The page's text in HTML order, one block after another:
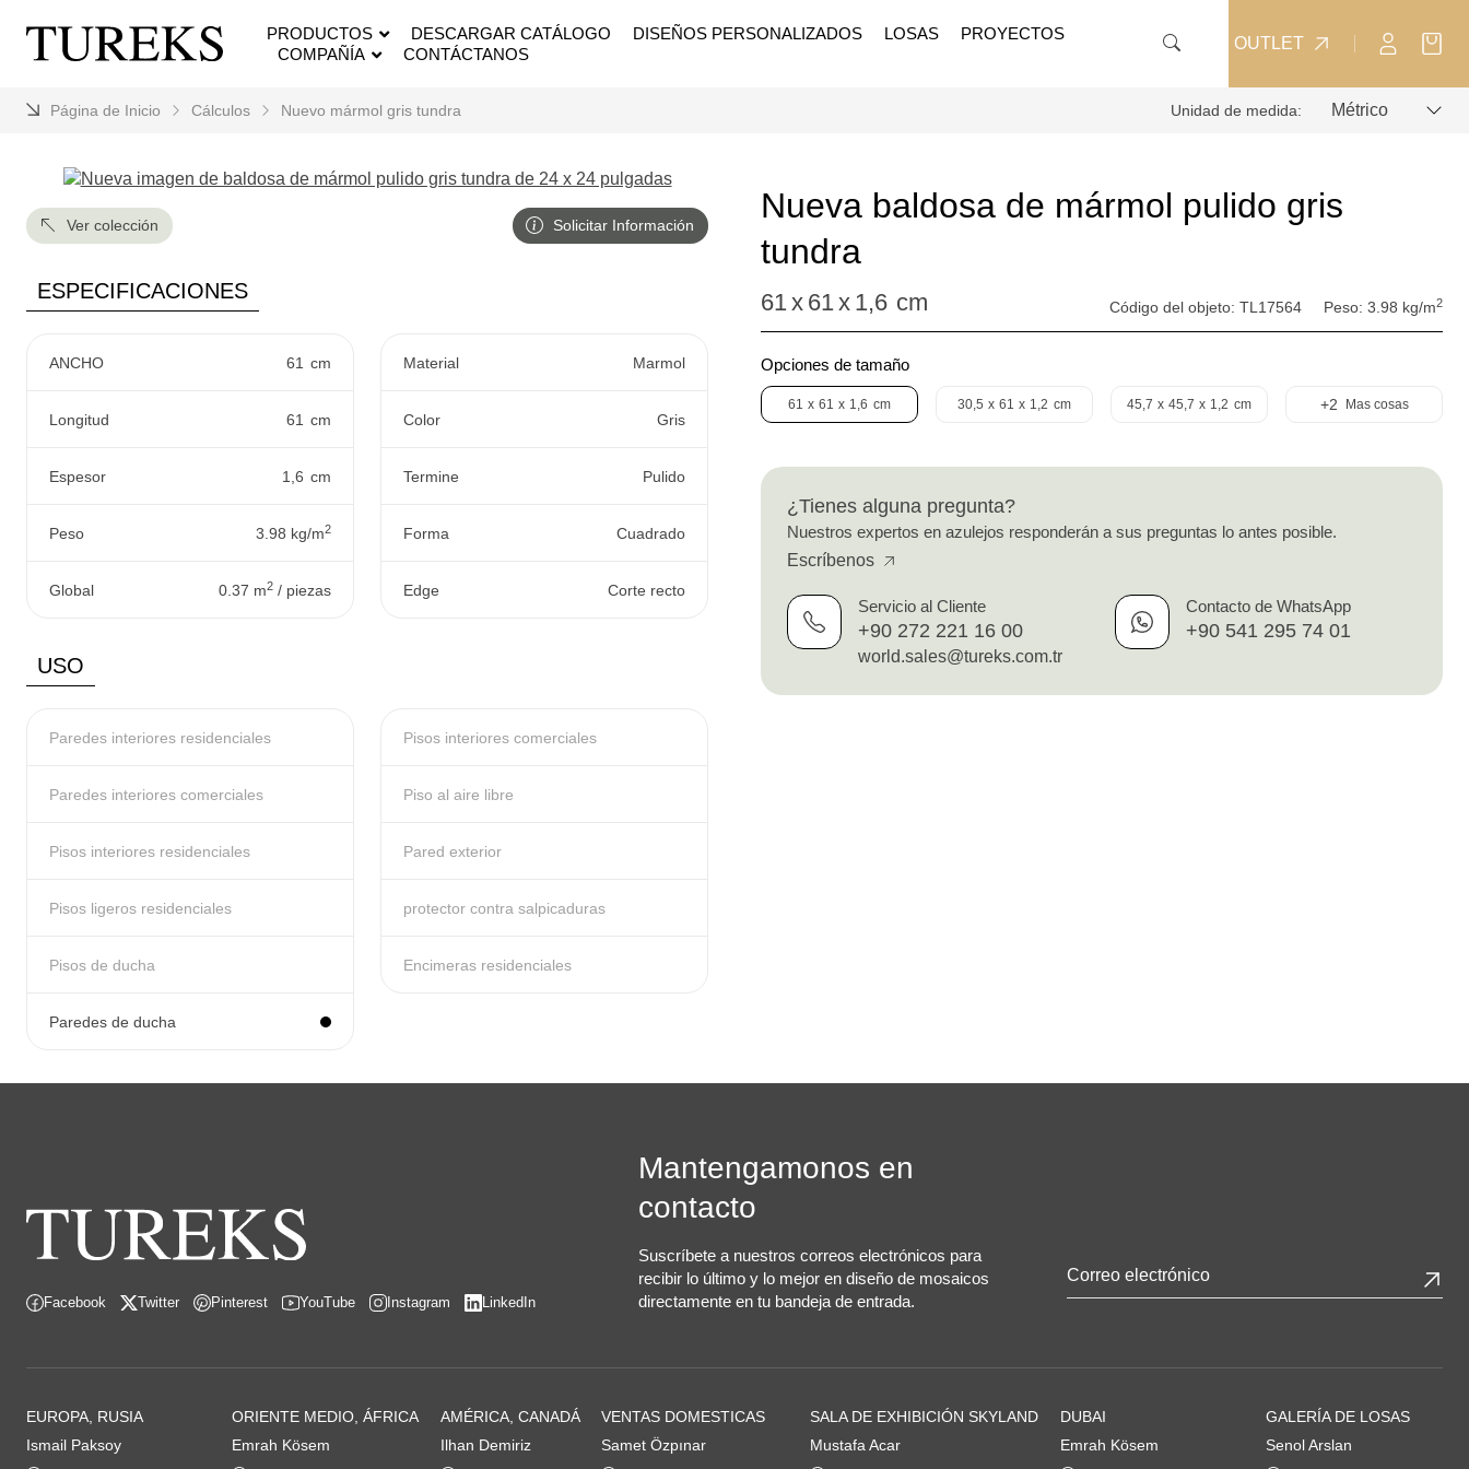
PRODUCTOS DESCARGAR CATÁLOGO DISEÑOS PERSONALIZADOS LOSAS
PROYECTOS
COMPAÑÍA
CONTÁCTANOS
OUTLET
Página de Inicio Cálculos Nuevo mármol gris tundra Unidad de medida:
Ver colección Solicitar Información
ESPECIFICACIONES
ANCHO 61 cm
Longitud 61 cm
Espesor 1,6 cm
Peso 3.98 kg/m2
Global 0.37 m2 / piezas
Material Marmol
Color Gris
Termine Pulido
Forma Cuadrado
Edge Corte recto
USO
Paredes interiores residenciales
Paredes interiores comerciales
Pisos interiores residenciales
Pisos ligeros residenciales
Pisos de ducha
Paredes de ducha
Pisos interiores comerciales
Piso al aire libre
Pared exterior
protector contra salpicaduras
Encimeras residenciales
Nueva baldosa de mármol pulido gris
tundra
61x 61x 1,6 cm Código del objeto: TL17564 Peso: 3.98 kg/m2
Opciones de tamaño
61 x 61 x 1,6 cm 30,5 x 61 x 1,2 cm 45,7 x 45,7 x 1,2 cm +2 Mas cosas
¿Tienes alguna pregunta?
Nuestros expertos en azulejos responderán a sus preguntas lo antes posible.
Escríbenos
Servicio al Cliente
+90 272 221 16 00
world.sales@tureks.com.tr
Contacto de WhatsApp
+90 541 295 74 01
Facebook Twitter Pinterest YouTube Instagram LinkedIn
Mantengamonos en
contacto
Suscríbete a nuestros correos electrónicos para
recibir lo último y lo mejor en diseño de mosaicos
directamente en tu bandeja de entrada.
EUROPA, RUSIA
Ismail Paksoy
ORIENTE MEDIO, ÁFRICA
Emrah Kösem
AMÉRICA, CANADÁ
Ilhan Demiriz
VENTAS DOMESTICAS
Samet Özpınar
SALA DE EXHIBICIÓN SKYLAND
Mustafa Acar
DUBAI
Emrah Kösem
GALERÍA DE LOSAS
Senol Arslan